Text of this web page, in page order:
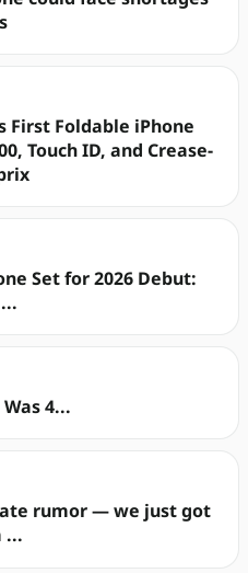
First Foldable iPhone
Touch ID, and Crease-
Set for 2026 Debut:
4...
rumor — we just got
...